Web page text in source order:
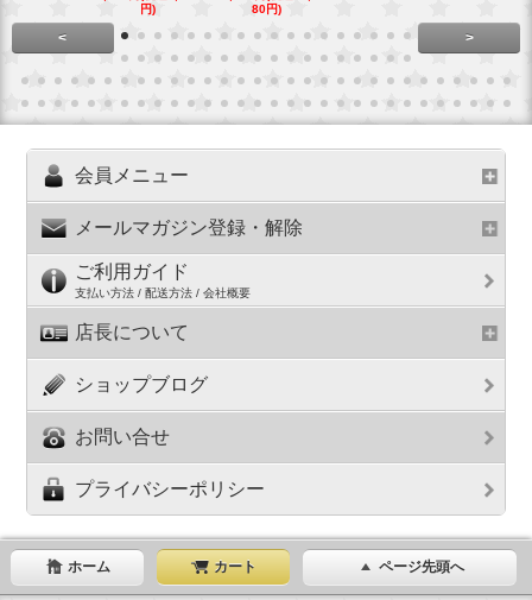
円)
80円)
< >
会員メニュー
メールマガジン登録・解除
ご利用ガイド
支払い方法 / 配送方法 / 会社概要
店長について
ショップブログ
お問い合せ
プライバシーポリシー
ホーム カート ページ先頭へ